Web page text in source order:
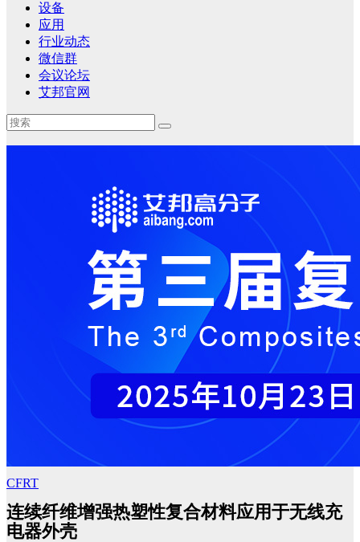
设备
应用
行业动态
微信群
会议论坛
艾邦官网
CFRT
连续纤维增强热塑性复合材料应用于无线充
电器外壳